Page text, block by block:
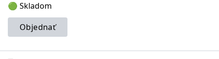
🟢 Skladom
Objednať